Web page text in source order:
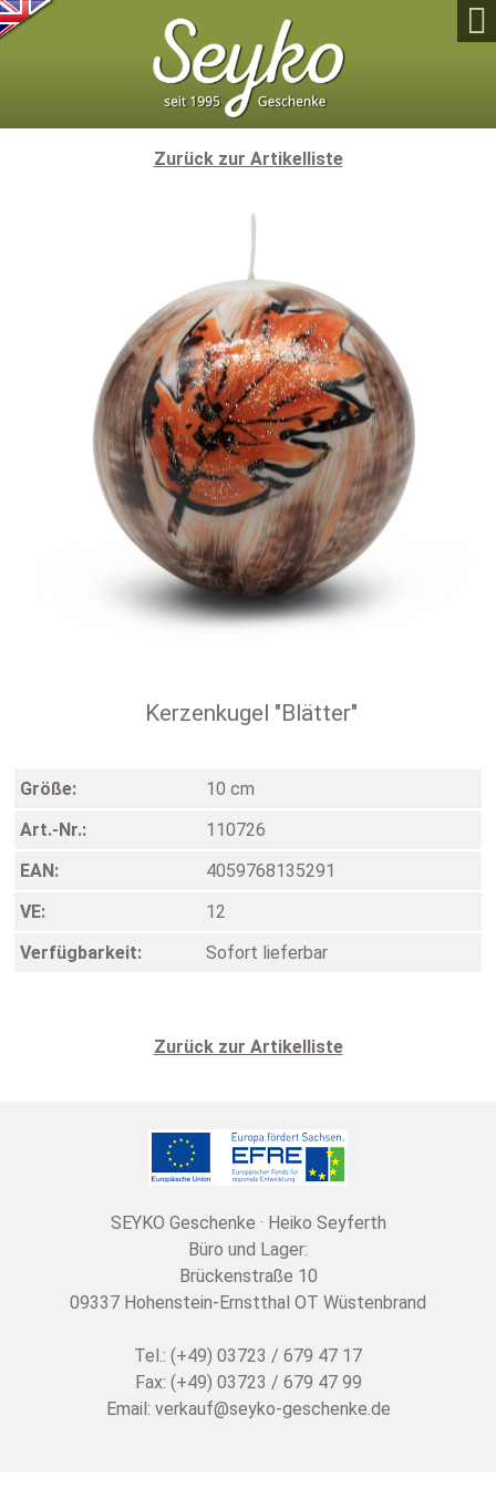

Zurück zur Artikelliste
Kerzenkugel "Blätter"
Größe:
10 cm
Art.-Nr.:
110726
EAN:
4059768135291
VE:
12
Verfügbarkeit:
Sofort lieferbar
Zurück zur Artikelliste
SEYKO Geschenke · Heiko Seyferth
Büro und Lager:
Brückenstraße 10
09337 Hohenstein-Ernstthal OT Wüstenbrand
Tel.: (+49) 03723 / 679 47 17
Fax: (+49) 03723 / 679 47 99
Email: verkauf@seyko-geschenke.de